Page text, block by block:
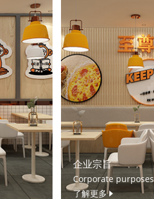
企业宗旨
Corporate purposes
了解更多